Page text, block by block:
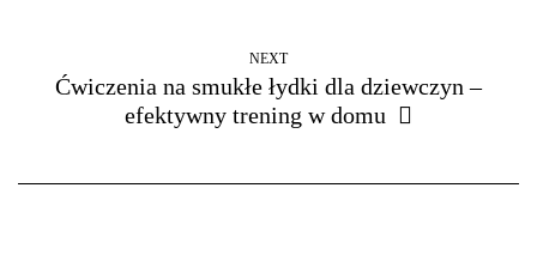
NEXT
Ćwiczenia na smukłe łydki dla dziewczyn –
efektywny trening w domu